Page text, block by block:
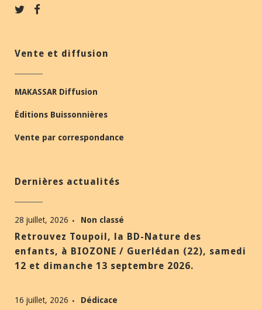
Vente et diffusion
MAKASSAR Diffusion
Éditions Buissonnières
Vente par correspondance
Dernières actualités
28 juillet, 2026 Non classé
Retrouvez Toupoil, la BD-Nature des
enfants, à BIOZONE / Guerlédan (22), samedi
12 et dimanche 13 septembre 2026.
16 juillet, 2026 Dédicace